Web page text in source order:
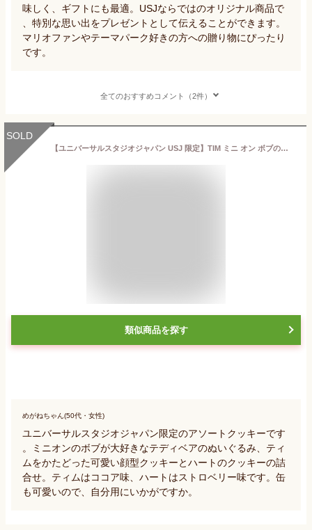
味しく、ギフトにも最適。USJならではのオリジナル商品で
、特別な思い出をプレゼントとして伝えることができます。
マリオファンやテーマパーク好きの方への贈り物にぴったり
です。
全てのおすすめコメント（2件）
SOLD
【ユニバーサルスタジオジャパン USJ 限定】TIM ミニ オン ボブのティム アソートクッキー パーク お土産 お菓子 ユニバ グッズ プレゼント (買物袋付き)
類似商品を探す
めがねちゃん(50代・女性)
ユニバーサルスタジオジャパン限定のアソートクッキーです
。ミニオンのボブが大好きなテディベアのぬいぐるみ、ティ
ムをかたどった可愛い顔型クッキーとハートのクッキーの詰
合せ。ティムはココア味、ハートはストロベリー味です。缶
も可愛いので、自分用にいかがですか。